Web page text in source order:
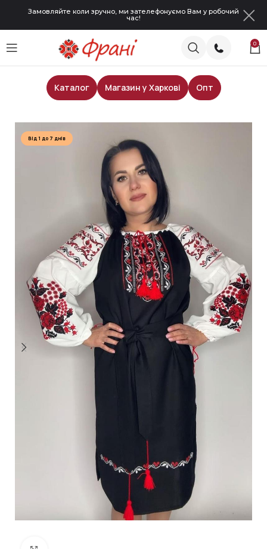
Замовляйте коли зручно, ми зателефонуємо Вам у робочий
час!
0
Каталог Магазин у Харкові
Опт
Сукні
Від 1 до 7 днів